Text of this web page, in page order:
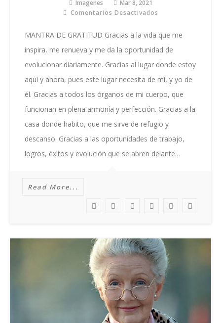
Imagenes
Mar 8, 2021
Comentarios Desactivados
DE
GRATITUD
MANTRA DE GRATITUD Gracias a la vida que me
inspira, me renueva y me da la oportunidad de
evolucionar diariamente. Gracias al lugar donde estoy
aquí y ahora, pues este lugar necesita de mi, y yo de
él. Gracias a todos los órganos de mi cuerpo, que
funcionan en plena armonía y perfección. Gracias a la
casa donde habito, que me sirve de refugio y
descanso. Gracias a las oportunidades de trabajo,
logros, éxitos y evolución que se abren delante…
Read More...